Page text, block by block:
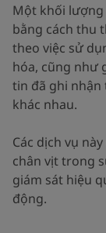
Một khối
bằng cách thu
theo việc sử
hóa, cũng như
tin đã ghi
khác nhau.
Các dịch vụ
chân vịt trong
giám sát hiệu
động.